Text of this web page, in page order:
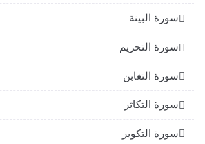
سورة البينة
سورة التحريم
سورة التغابن
سورة التكاثر
سورة التكوير